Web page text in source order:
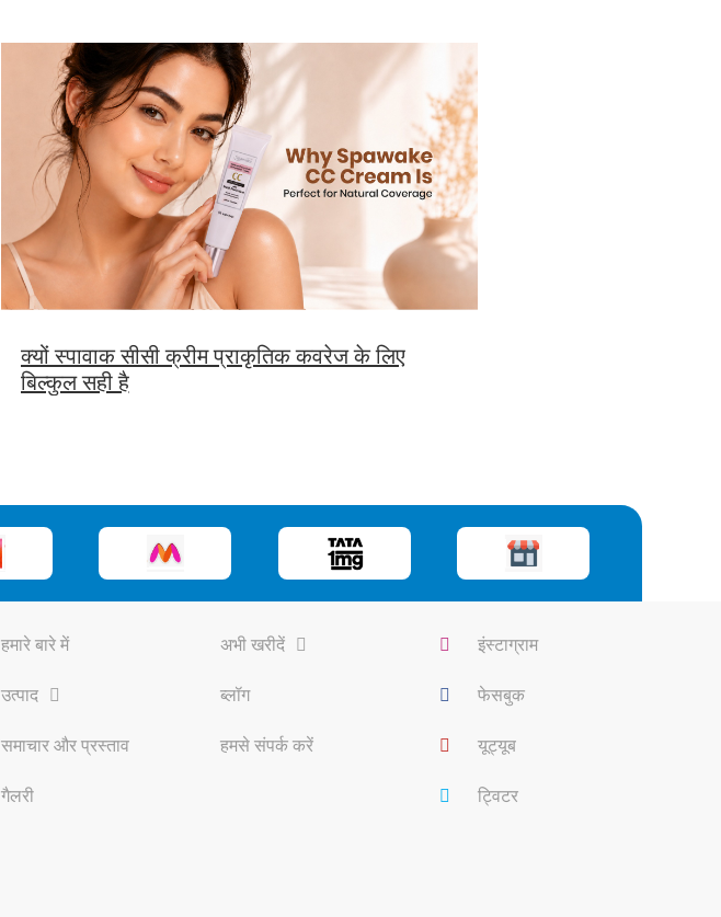
क्यों स्पावाक सीसी क्रीम प्राकृतिक कवरेज के लिए
बिल्कुल सही है
हमारे बारे में
उत्पाद
समाचार और प्रस्ताव
गैलरी
अभी खरीदें
ब्लॉग
हमसे संपर्क करें
इंस्टाग्राम
फेसबुक
यूट्यूब
ट्विटर